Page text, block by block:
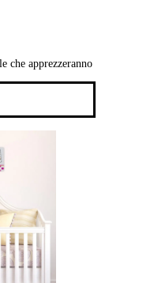
che apprezzeranno